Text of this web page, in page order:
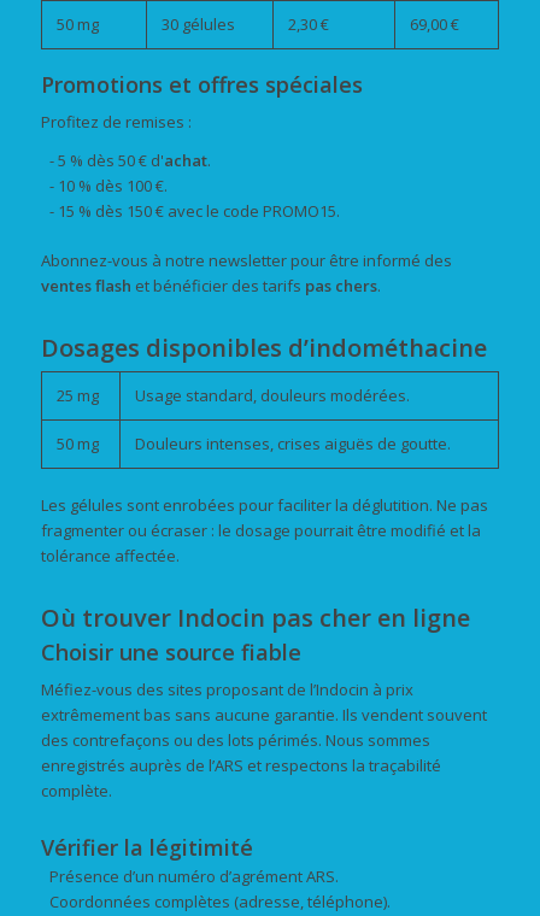
50 mg 30 gélules 2,30 € 69,00 €
Promotions et offres spéciales
Profitez de remises :
- 5 % dès 50 € d'achat.
- 10 % dès 100 €.
- 15 % dès 150 € avec le code PROMO15.
Abonnez-vous à notre newsletter pour être informé des
ventes flash et bénéficier des tarifs pas chers.
Dosages disponibles d’indométhacine
25 mg Usage standard, douleurs modérées.
50 mg Douleurs intenses, crises aiguës de goutte.
Les gélules sont enrobées pour faciliter la déglutition. Ne pas
fragmenter ou écraser : le dosage pourrait être modifié et la
tolérance affectée.
Où trouver Indocin pas cher en ligne
Choisir une source fiable
Méfiez-vous des sites proposant de l’Indocin à prix
extrêmement bas sans aucune garantie. Ils vendent souvent
des contrefaçons ou des lots périmés. Nous sommes
enregistrés auprès de l’ARS et respectons la traçabilité
complète.
Vérifier la légitimité
Présence d’un numéro d’agrément ARS.
Coordonnées complètes (adresse, téléphone).